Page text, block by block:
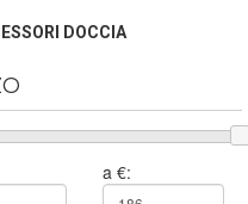
DOCCIA
a €: